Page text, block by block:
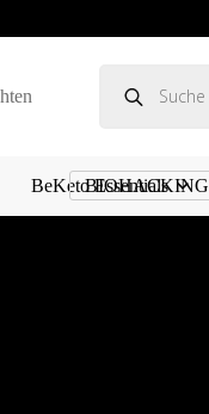
search
BeKeto Essentials
BIOHACKING